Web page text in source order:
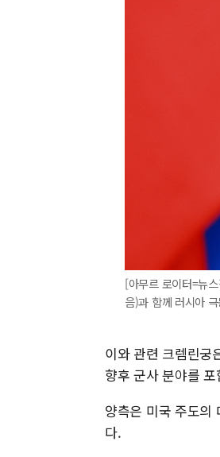
[아무르 로이터=뉴
음)과 함께 러시아
이와 관련 크렘린궁
향후 군사 분야를
양측은 미국 주도의
다.